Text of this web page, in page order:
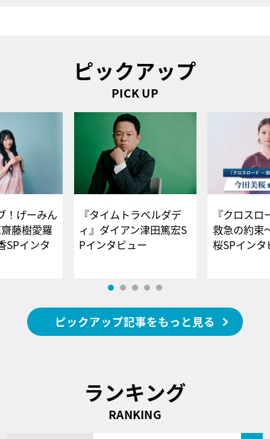
ピックアップ
PICK UP
！げーみん
藤樹愛羅
SPインタ
『タイムトラベルダデ
ィ』ダイアン津田篤宏S
Pインタビュー
『クロス
救急の約束
桜SPイ
ピックアップ記事をもっと見る
ランキング
RANKING